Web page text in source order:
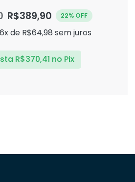
de
R$389,90 22% OFF
de R$64,98 sem juros
R$370,41 no Pix